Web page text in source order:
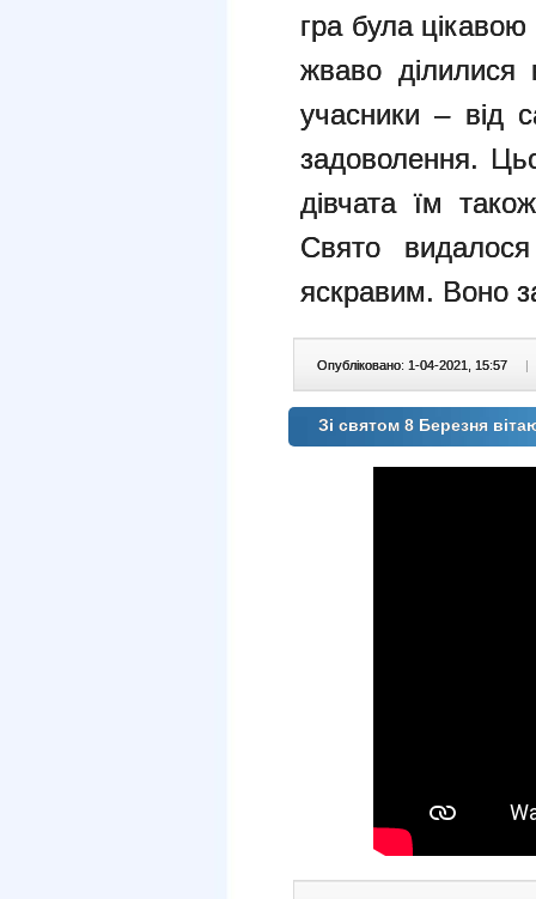
гра була
жваво ділилися
учасники – від
задоволення.
дівчата їм
Свято
яскравим. Воно
Опубліковано: 1-04-2021, 15:57 |
Зі святом 8 Березня